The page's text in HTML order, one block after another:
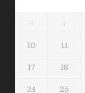
3 4
10 11
17 18
24 25